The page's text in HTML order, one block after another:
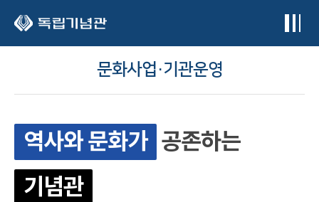
문화사업·기관운영
역사와 문화가 공존하는
기념관